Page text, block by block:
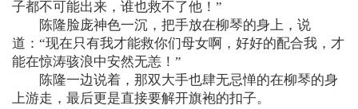
子都不可能出来，谁也救不了他！”
陈隆脸庞神色一沉，把手放在柳琴的身上，说
道：“现在只有我才能救你们母女啊，好好的配合我，才
能在惊涛骇浪中安然无恙！”
陈隆一边说着，那双大手也肆无忌惮的在柳琴的身
上游走，最后更是直接要解开旗袍的扣子。